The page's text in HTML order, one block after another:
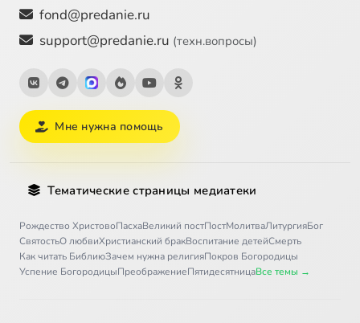
fond@predanie.ru
support@predanie.ru (техн.вопросы)
Мне нужна помощь
Тематические страницы медиатеки
Рождество ХристовоПасхаВеликий постПостМолитваЛитургияБог
СвятостьО любвиХристианский бракВоспитание детейСмерть
Как читать БиблиюЗачем нужна религияПокров Богородицы
Успение БогородицыПреображениеПятидесятницаВсе темы →